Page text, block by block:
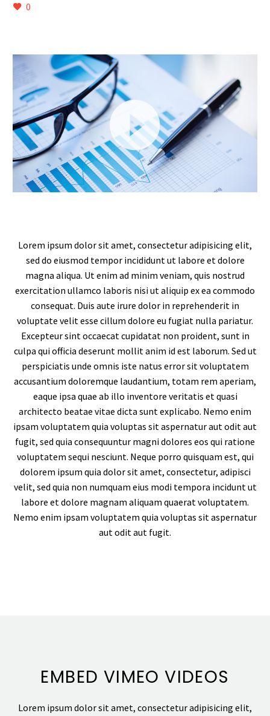
0
Lorem ipsum dolor sit amet, consectetur adipisicing elit,
sed do eiusmod tempor incididunt ut labore et dolore
magna aliqua. Ut enim ad minim veniam, quis nostrud
exercitation ullamco laboris nisi ut aliquip ex ea commodo
consequat. Duis aute irure dolor in reprehenderit in
voluptate velit esse cillum dolore eu fugiat nulla pariatur.
Excepteur sint occaecat cupidatat non proident, sunt in
culpa qui officia deserunt mollit anim id est laborum. Sed ut
perspiciatis unde omnis iste natus error sit voluptatem
accusantium doloremque laudantium, totam rem aperiam,
eaque ipsa quae ab illo inventore veritatis et quasi
architecto beatae vitae dicta sunt explicabo. Nemo enim
ipsam voluptatem quia voluptas sit aspernatur aut odit aut
fugit, sed quia consequuntur magni dolores eos qui ratione
voluptatem sequi nesciunt. Neque porro quisquam est, qui
dolorem ipsum quia dolor sit amet, consectetur, adipisci
velit, sed quia non numquam eius modi tempora incidunt ut
labore et dolore magnam aliquam quaerat voluptatem.
Nemo enim ipsam voluptatem quia voluptas sit aspernatur
aut odit aut fugit.
EMBED VIMEO VIDEOS
Lorem ipsum dolor sit amet, consectetur adipisicing elit,